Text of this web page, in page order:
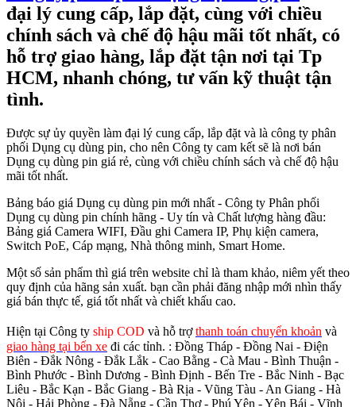
đại lý cung cấp, lắp đặt, cùng với chiều
chính sách và chế độ hậu mãi tốt nhất, có
hỗ trợ giao hàng, lắp đặt tận nơi tại Tp
HCM, nhanh chóng, tư vấn kỹ thuật tận
tình.
Được sự ủy quyền làm đại lý cung cấp, lắp đặt và là công ty phân
phối Dụng cụ dùng pin, cho nên Công ty cam kết sẽ là nơi bán
Dụng cụ dùng pin giá rẻ, cùng với chiều chính sách và chế độ hậu
mãi tốt nhất.
Bảng báo giá Dụng cụ dùng pin mới nhất - Công ty Phân phối
Dụng cụ dùng pin chính hãng - Uy tín và Chất lượng hàng đầu:
Bảng giá Camera WIFI, Đầu ghi Camera IP, Phụ kiện camera,
Switch PoE, Cáp mạng, Nhà thông minh, Smart Home.
Một số sản phẩm thì giá trên website chỉ là tham khảo, niêm yết theo
quy định của hãng sản xuất. bạn cần phải đăng nhập mới nhìn thấy
giá bán thực tế, giá tốt nhất và chiết khấu cao.
Hiện tại Công ty ship COD và hỗ trợthanh toán chuyển khoản và
giao hàng tại bến xe đi các tỉnh. : Đồng Tháp - Đồng Nai - Điện
Biên - Đắk Nông - Đắk Lắk - Cao Bằng - Cà Mau - Bình Thuận -
Bình Phước - Bình Dương - Bình Định - Bến Tre - Bắc Ninh - Bạc
Liêu - Bắc Kạn - Bắc Giang - Bà Rịa - Vũng Tàu - An Giang - Hà
Nội - Hải Phòng - Đà Nẵng - Cần Thơ - Phú Yên - Yên Bái - Vĩnh